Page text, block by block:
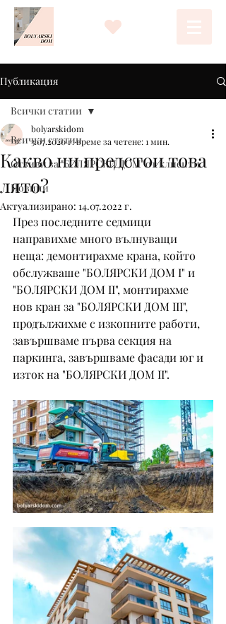
Публикация
Всички статии
Отзиви за "БОЛЯРСКИ ДОМ" от клиенти
Новини
Всички статии
Какво ни предстои това
лято?
bolyarskidom
3.07.2020 г.време за четене: 1 мин.
Актуализирано: 14.07.2022 г.
През последните седмици
направихме много вълнуващи
неща: демонтирахме крана, който
обслужваше "БОЛЯРСКИ ДОМ I" и
"БОЛЯРСКИ ДОМ II", монтирахме
нов кран за "БОЛЯРСКИ ДОМ III",
продължихме с изкопните работи,
завършваме първа секция на
паркинга, завършваме фасади юг и
изток на "БОЛЯРСКИ ДОМ II".